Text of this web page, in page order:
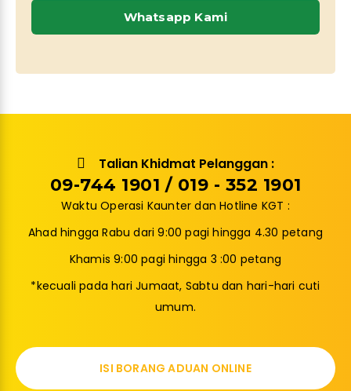
Whatsapp Kami
Talian Khidmat Pelanggan :
09-744 1901 / 019 - 352 1901
Waktu Operasi Kaunter dan Hotline KGT :
Ahad hingga Rabu dari 9:00 pagi hingga 4.30 petang
Khamis 9:00 pagi hingga 3 :00 petang
*kecuali pada hari Jumaat, Sabtu dan hari-hari cuti
umum.
ISI BORANG ADUAN ONLINE